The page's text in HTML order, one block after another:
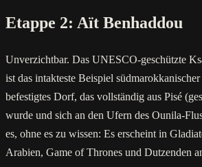
Etappe 2: Aït Benhaddou
Unverzichtbar. Das UNESCO-geschützte
ist das intakteste Beispiel
befestigtes Dorf, das vollständig aus Pisé
wurde und sich an den Ufern des Ounila-
es, ohne es zu wissen: Es erscheint in
Arabien, Game of Thrones und Dutzenden